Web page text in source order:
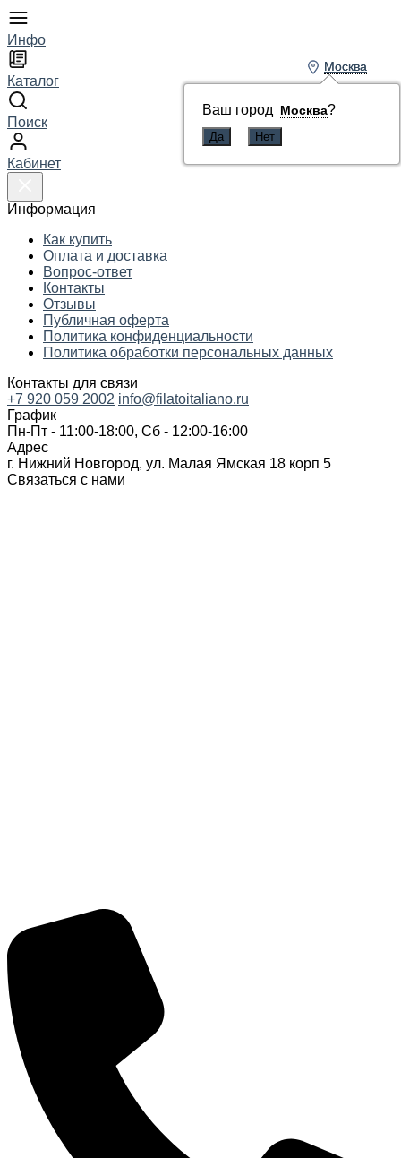
Инфо
Каталог
Поиск
Кабинет
Информация
Как купить
Оплата и доставка
Вопрос-ответ
Контакты
Отзывы
Публичная оферта
Политика конфиденциальности
Политика обработки персональных данных
Контакты для связи
Москва
Ваш город Москва?
+7 920 059 2002 info@filatoitaliano.ru
График
Пн-Пт - 11:00-18:00, Сб - 12:00-16:00
Адрес
г. Нижний Новгород, ул. Малая Ямская 18 корп 5
Связаться с нами
Москва
Ваш город Москва?